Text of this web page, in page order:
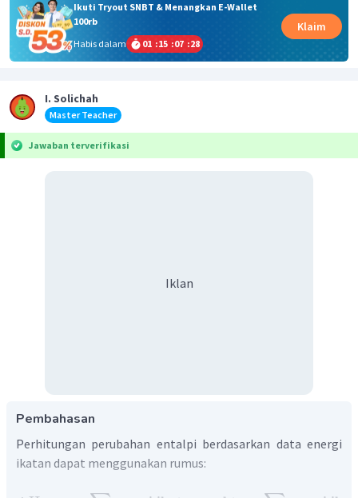
Ikuti Tryout SNBT & Menangkan E-Wallet
100rb
Habis dalam
01 :15 :07 :28
Klaim
I. Solichah
Master Teacher
Jawaban terverifikasi
Iklan
Pembahasan
Perhitungan perubahan entalpi berdasarkan data energi
ikatan dapat menggunakan rumus: